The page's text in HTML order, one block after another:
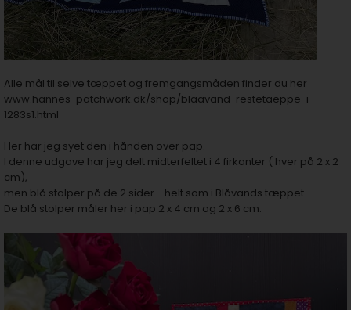
Alle mål til selve tæppet og fremgangsmåden finder du her
www.hannes-patchwork.dk/shop/blaavand-restetaeppe-i-
1283s1.html
Her har jeg syet den i hånden over pap.
I denne udgave har jeg delt midterfeltet i 4 firkanter ( hver på 2 x 2
cm),
men blå stolper på de 2 sider - helt som i Blåvands tæppet.
De blå stolper måler her i pap 2 x 4 cm og 2 x 6 cm.